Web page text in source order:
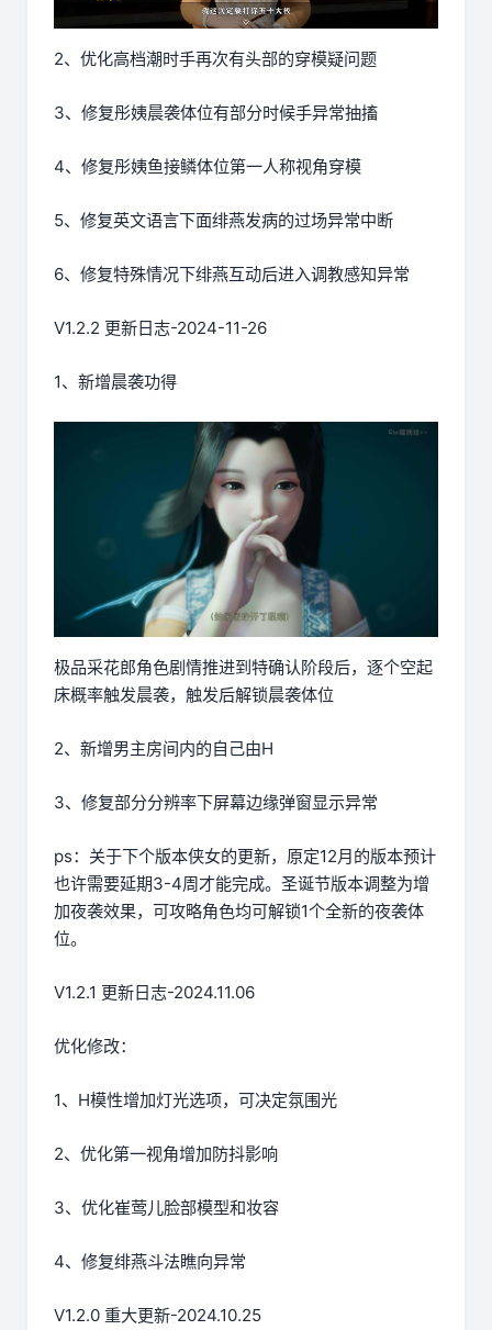
2、优化高档潮时手再次有头部的穿模疑问题
3、修复彤姨晨袭体位有部分时候手异常抽搐
4、修复彤姨鱼接鳞体位第一人称视角穿模
5、修复英文语言下面绯燕发病的过场异常中断
6、修复特殊情况下绯燕互动后进入调教感知异常
V1.2.2 更新日志-2024-11-26
1、新增晨袭功得
极品采花郎角色剧情推进到特确认阶段后，逐个空起
床概率触发晨袭，触发后解锁晨袭体位
2、新增男主房间内的自己由H
3、修复部分分辨率下屏幕边缘弹窗显示异常
ps：关于下个版本侠女的更新，原定12月的版本预计
也许需要延期3-4周才能完成。圣诞节版本调整为增
加夜袭效果，可攻略角色均可解锁1个全新的夜袭体
位。
V1.2.1 更新日志-2024.11.06
优化修改：
1、H模性增加灯光选项，可决定氛围光
2、优化第一视角增加防抖影响
3、优化崔莺儿脸部模型和妆容
4、修复绯燕斗法瞧向异常
V1.2.0 重大更新-2024.10.25